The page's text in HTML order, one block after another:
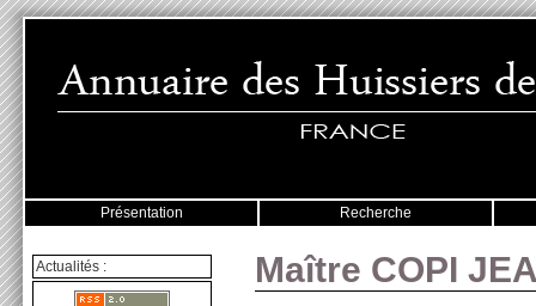
Présentation Recherche
Actualités : Maître COPI